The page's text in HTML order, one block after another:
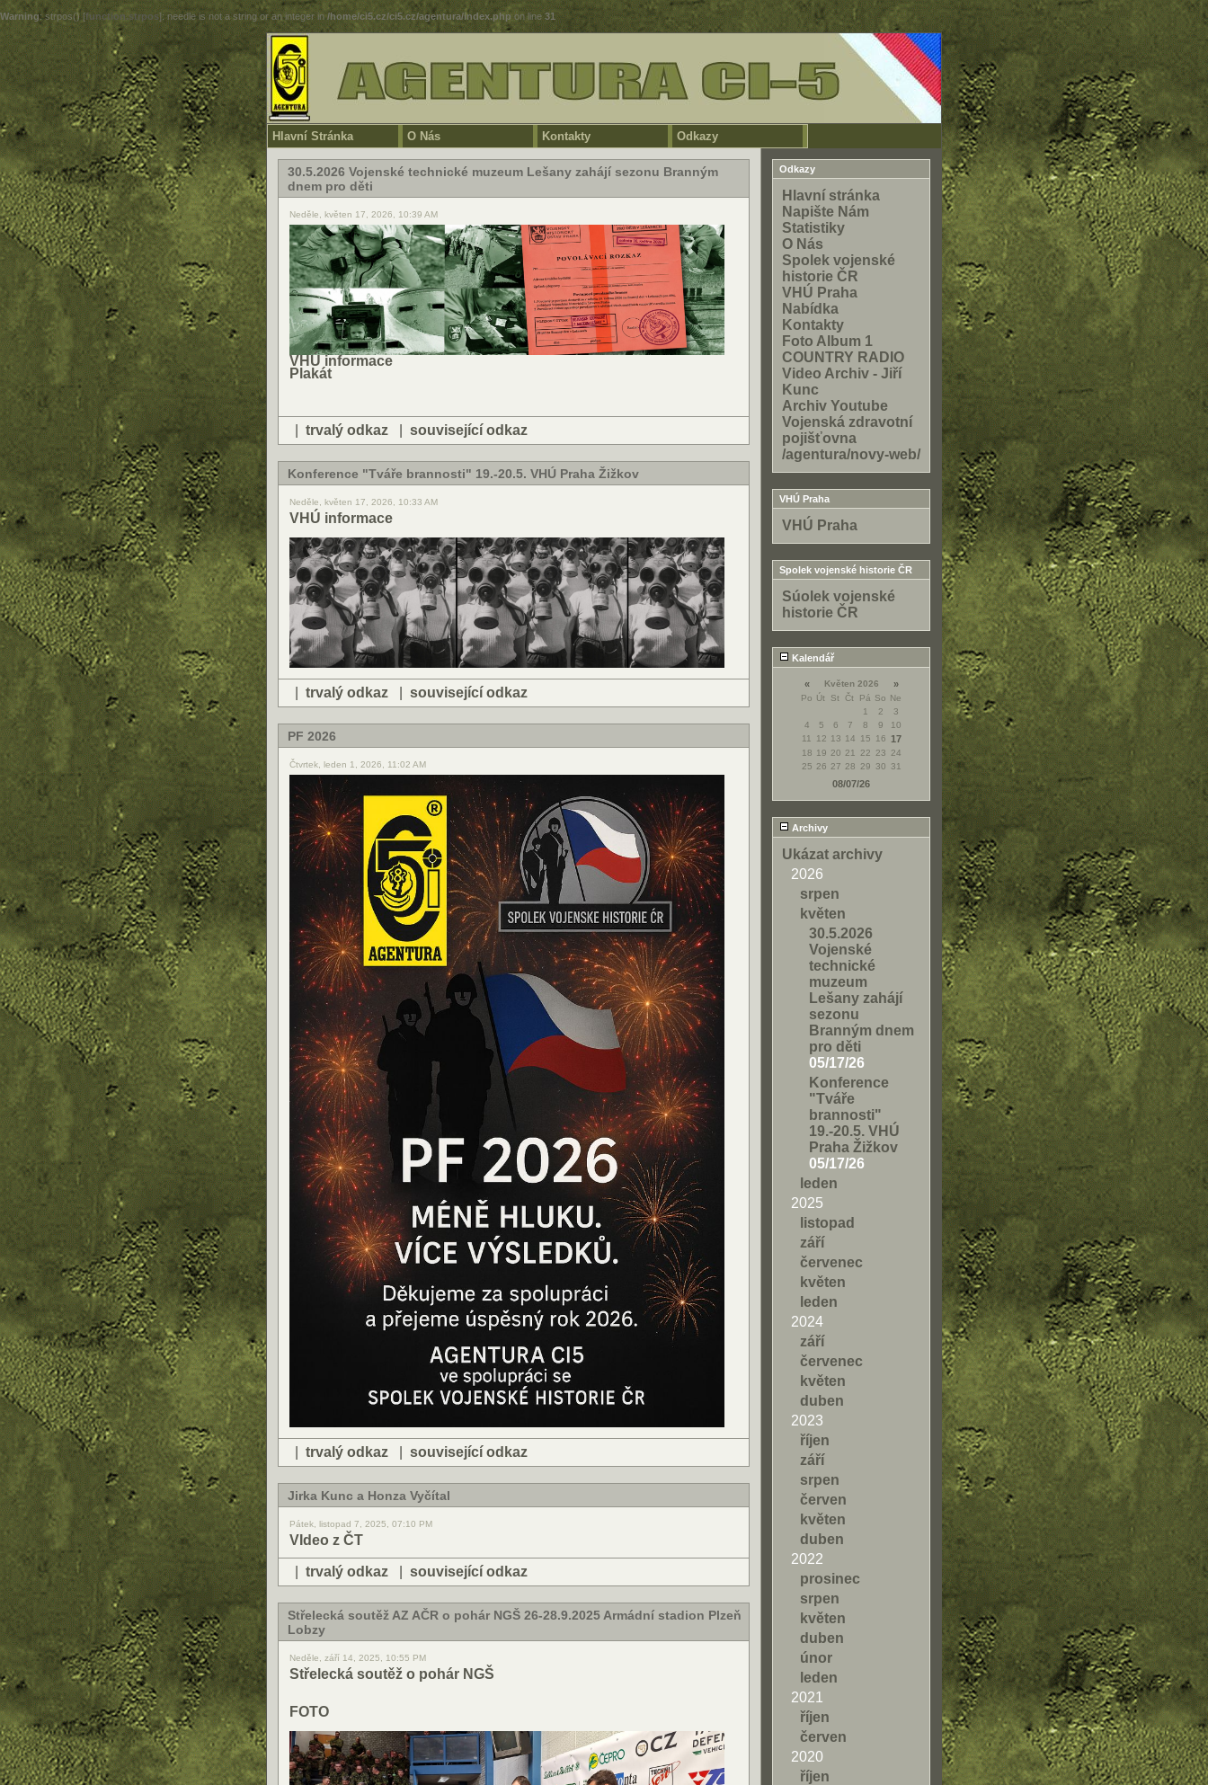
Warning: strpos() [function.strpos]: needle is not a string or an integer in/home/ci5.cz/ci5.cz/agentura/index.php on line31
Hlavní Stránka O Nás Kontakty Odkazy
30.5.2026 Vojenské technické muzeum Lešany zahájí sezonu Branným
dnem pro děti
Neděle, květen 17, 2026, 10:39 AM
VHÚ informace
Plakát
trvalý odkaz související odkaz
Konference "Tváře brannosti" 19.-20.5. VHÚ Praha Žižkov
Neděle, květen 17, 2026, 10:33 AM
VHÚ informace
trvalý odkaz související odkaz
PF 2026
Čtvrtek, leden 1, 2026, 11:02 AM
trvalý odkaz související odkaz
Jirka Kunc a Honza Vyčítal
Pátek, listopad 7, 2025, 07:10 PM
VIdeo z ČT
trvalý odkaz související odkaz
Střelecká soutěž AZ AČR o pohár NGŠ 26-28.9.2025 Armádní stadion Plzeň
Lobzy
Neděle, září 14, 2025, 10:55 PM
Střelecká soutěž o pohár NGŠ
FOTO
Odkazy
Hlavní stránka
Napište Nám
Statistiky
O Nás
Spolek vojenské
historie ČR
VHÚ Praha
Nabídka
Kontakty
Foto Album 1
COUNTRY RADIO
Video Archiv - Jiří
Kunc
Archiv Youtube
Vojenská zdravotní
pojišťovna
/agentura/novy-web/
VHÚ Praha
VHÚ Praha
Spolek vojenské historie ČR
Súolek vojenské
historie ČR
Kalendář
« Květen 2026 »
Po Út St Čt Pá So Ne
1
2
3
4
5 6 7 8 9
10
11
12 13 14 15 16 17
18 19 20 21 22 23
24
25 26 27 28 29 30 31
08/07/26
Archivy
Ukázat archivy
2026
srpen
květen
30.5.2026
Vojenské
technické
muzeum
Lešany zahájí
sezonu
Branným dnem
pro děti
05/17/26
Konference
"Tváře
brannosti"
19.-20.5. VHÚ
Praha Žižkov
05/17/26
leden
2025
listopad
září
červenec
květen
leden
2024
září
červenec
květen
duben
2023
říjen
září
srpen
červen
květen
duben
2022
prosinec
srpen
květen
duben
únor
leden
2021
říjen
červen
2020
říjen